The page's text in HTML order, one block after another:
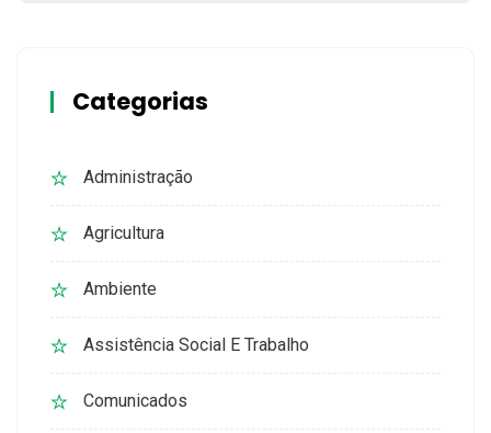
Categorias
Administração
Agricultura
Ambiente
Assistência Social E Trabalho
Comunicados